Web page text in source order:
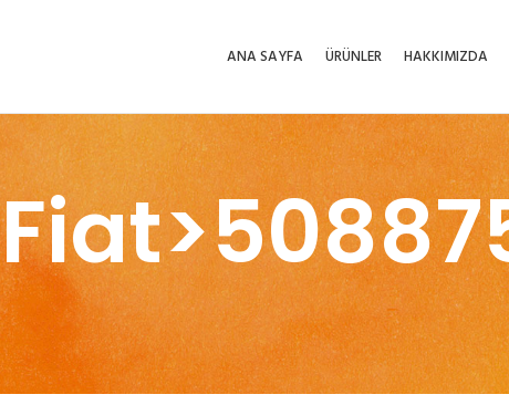
ANA SAYFA ÜRÜNLER HAKKIMIZDA